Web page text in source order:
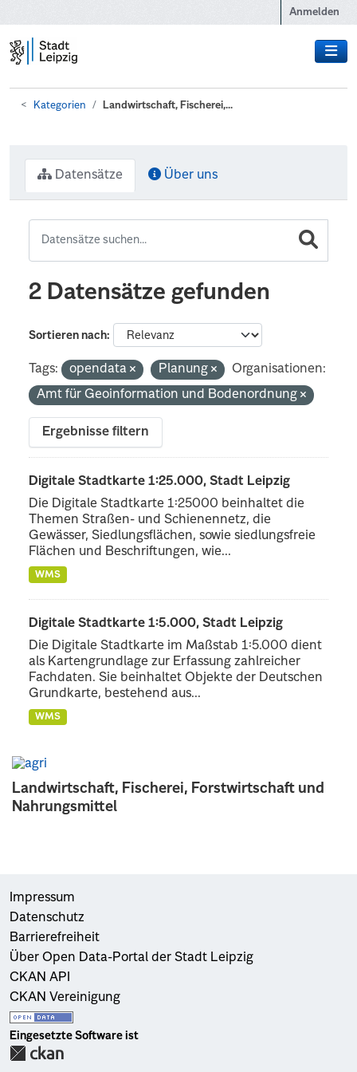
Anmelden
Kategorien Landwirtschaft, Fischerei,...
Landwirtschaft, Fischerei, Forstwirtschaft und
Nahrungsmittel
Datensätze Über uns
2 Datensätze gefunden
Sortieren nach
Tags: opendata Planung
Organisationen:
Amt für Geoinformation und Bodenordnung
Ergebnisse filtern
Digitale Stadtkarte 1:25.000, Stadt Leipzig
Die Digitale Stadtkarte 1:25000 beinhaltet die
Themen Straßen- und Schienennetz, die
Gewässer, Siedlungsflächen, sowie siedlungsfreie
Flächen und Beschriftungen, wie...
WMS
Digitale Stadtkarte 1:5.000, Stadt Leipzig
Die Digitale Stadtkarte im Maßstab 1:5.000 dient
als Kartengrundlage zur Erfassung zahlreicher
Fachdaten. Sie beinhaltet Objekte der Deutschen
Grundkarte, bestehend aus...
WMS
Impressum
Datenschutz
Barrierefreiheit
Über Open Data-Portal der Stadt Leipzig
CKAN API
CKAN Vereinigung
Eingesetzte Software ist